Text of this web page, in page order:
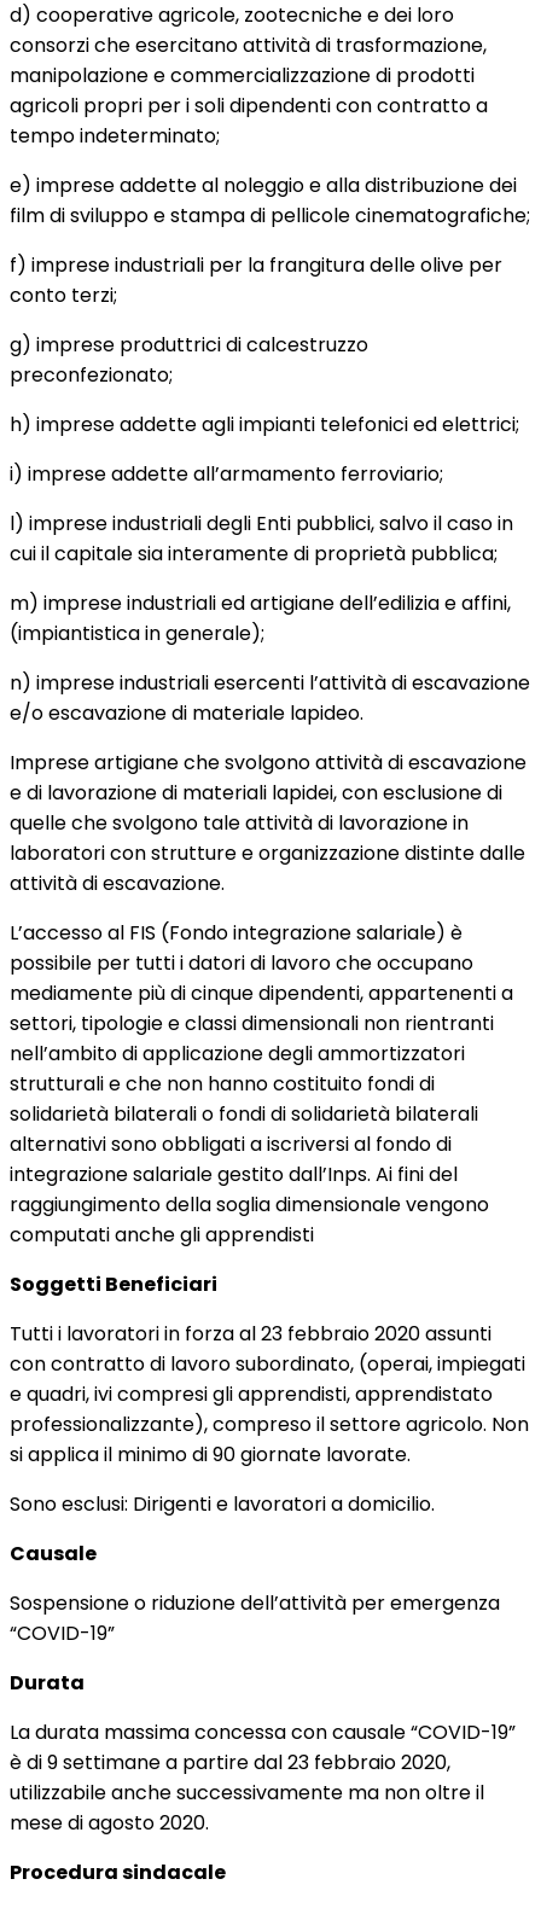
d) cooperative agricole, zootecniche e dei loro
consorzi che esercitano attività di trasformazione,
manipolazione e commercializzazione di prodotti
agricoli propri per i soli dipendenti con contratto a
tempo indeterminato;
e) imprese addette al noleggio e alla distribuzione dei
film di sviluppo e stampa di pellicole cinematografiche;
f) imprese industriali per la frangitura delle olive per
conto terzi;
g) imprese produttrici di calcestruzzo
preconfezionato;
h) imprese addette agli impianti telefonici ed elettrici;
i) imprese addette all’armamento ferroviario;
l) imprese industriali degli Enti pubblici, salvo il caso in
cui il capitale sia interamente di proprietà pubblica;
m) imprese industriali ed artigiane dell’edilizia e affini,
(impiantistica in generale);
n) imprese industriali esercenti l’attività di escavazione
e/o escavazione di materiale lapideo.
Imprese artigiane che svolgono attività di escavazione
e di lavorazione di materiali lapidei, con esclusione di
quelle che svolgono tale attività di lavorazione in
laboratori con strutture e organizzazione distinte dalle
attività di escavazione.
L’accesso al FIS (Fondo integrazione salariale) è
possibile per tutti i datori di lavoro che occupano
mediamente più di cinque dipendenti, appartenenti a
settori, tipologie e classi dimensionali non rientranti
nell’ambito di applicazione degli ammortizzatori
strutturali e che non hanno costituito fondi di
solidarietà bilaterali o fondi di solidarietà bilaterali
alternativi sono obbligati a iscriversi al fondo di
integrazione salariale gestito dall’Inps. Ai fini del
raggiungimento della soglia dimensionale vengono
computati anche gli apprendisti
Soggetti Beneficiari
Tutti i lavoratori in forza al 23 febbraio 2020 assunti
con contratto di lavoro subordinato, (operai, impiegati
e quadri, ivi compresi gli apprendisti, apprendistato
professionalizzante), compreso il settore agricolo. Non
si applica il minimo di 90 giornate lavorate.
Sono esclusi: Dirigenti e lavoratori a domicilio.
Causale
Sospensione o riduzione dell’attività per emergenza
“COVID-19”
Durata
La durata massima concessa con causale “COVID-19”
è di 9 settimane a partire dal 23 febbraio 2020,
utilizzabile anche successivamente ma non oltre il
mese di agosto 2020.
Procedura sindacale